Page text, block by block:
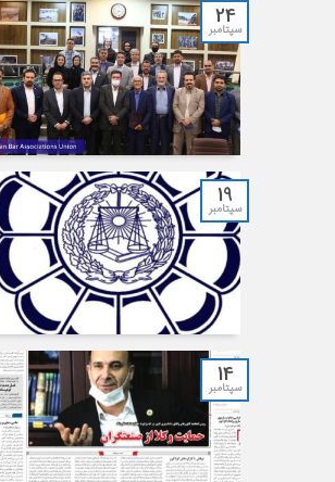
24
سپتامبر
19
سپتامبر
14
سپتامبر